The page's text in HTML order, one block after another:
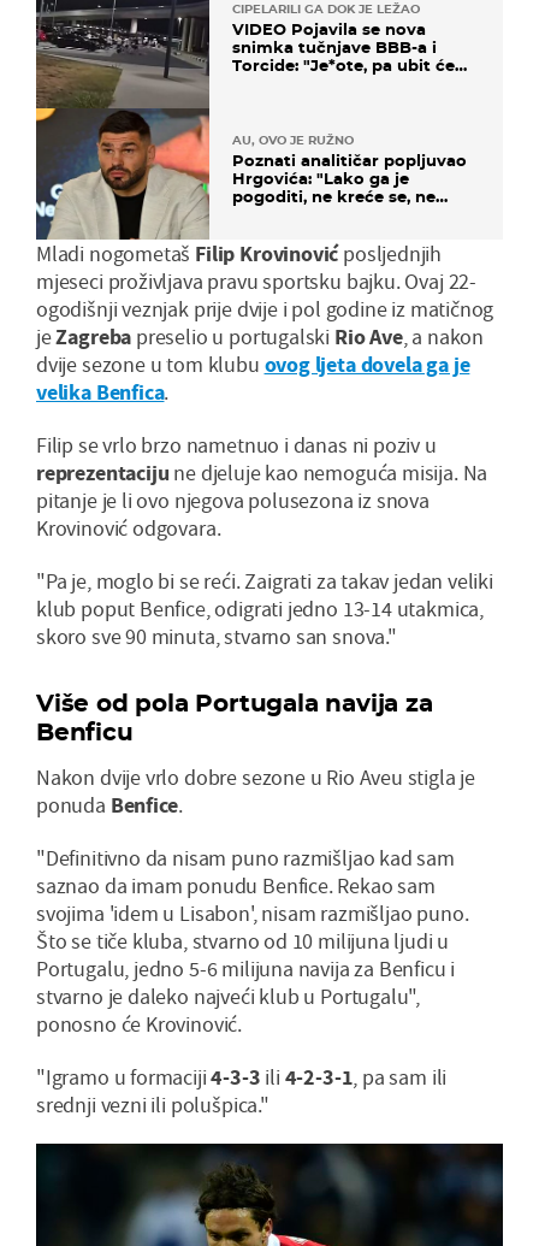
CIPELARILI GA DOK JE LEŽAO
VIDEO Pojavila se nova
snimka tučnjave BBB-a i
Torcide: "Je*ote, pa ubit će
AU, OVO JE RUŽNO
Poznati analitičar popljuvao
Hrgovića: "Lako ga je
pogoditi, ne kreće se, ne
Mladi nogometaš Filip Krovinovićposljednjih
mjeseci proživljava pravu sportsku bajku. Ovaj 22-
ogodišnji veznjak prije dvije i pol godine iz matičnog
jeZagreba preselio u portugalski Rio Ave, a nakon
dvije sezone u tom klubu ovog ljeta dovela ga je
velika Benfica.
Filip se vrlo brzo nametnuo i danas ni poziv u
reprezentaciju ne djeluje kao nemoguća misija. Na
pitanje je li ovo njegova polusezona iz snova
Krovinović odgovara.
"Pa je, moglo bi se reći. Zaigrati za takav jedan veliki
klub poput Benfice, odigrati jedno 13-14 utakmica,
skoro sve 90 minuta, stvarno san snova."
Više od pola Portugala navija za
Benficu
Nakon dvije vrlo dobre sezone u Rio Aveu stigla je
ponuda Benfice.
"Definitivno da nisam puno razmišljao kad sam
saznao da imam ponudu Benfice. Rekao sam
svojima 'idem u Lisabon', nisam razmišljao puno.
Što se tiče kluba, stvarno od 10 milijuna ljudi u
Portugalu, jedno 5-6 milijuna navija za Benficu i
stvarno je daleko najveći klub u Portugalu",
ponosno će Krovinović.
"Igramo u formaciji4-3-3 ili 4-2-3-1, pa sam ili
srednji vezni ili polušpica."